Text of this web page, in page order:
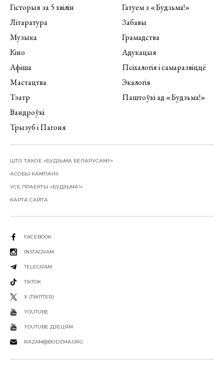
Гісторыя за 5 хвілін
Літаратура
Музыка
Кіно
Афіша
Мастацтва
Тэатр
Вандроўкі
Трызуб і Пагоня
Гатуем з «Будзьма!»
Забавы
Грамадства
Адукацыя
Псіхалогія і самаразвіццё
Экалогія
Паштоўкі ад «Будзьма!»
ШТО ТАКОЕ «БУДЗЬМА БЕЛАРУСАМІ!»
АСОБЫ КАМПАНІІ
УСЕ ПРАЕКТЫ «БУДЗЬМА!»
КАРТА САЙТА
FACEBOOK
INSTAGRAM
TELEGRAM
TIKTOK
X (TWITTER)
YOUTUBE
YOUTUBE ДЗЕЦЯМ
RAZAM@BUDZMA.ORG